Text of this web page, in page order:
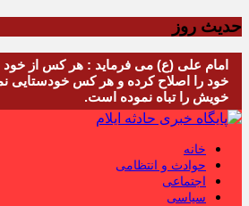
حدیث روز
خویش را تباه نموده است.
خانه
حوادث و انتظامی
اجتماعی
سیاسی